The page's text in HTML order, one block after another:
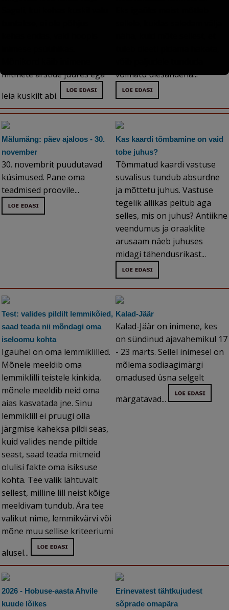
mitmete arstide juures ega
leia kuskilt abi.
võimatu ülesandena...
Mälumäng: päev ajaloos - 30.
november
30. novembrit puudutavad
küsimused. Pane oma
teadmised proovile...
Kas kaardi tõmbamine on vaid
tobe juhus?
Tõmmatud kaardi vastuse
suvalisus tundub absurdne
ja mõttetu juhus. Vastuse
tegelik allikas peitub aga
selles, mis on juhus? Antiikne
veendumus ja oraaklite
arusaam näeb juhuses
midagi tähendusrikast...
Test: valides pildilt lemmikõied,
saad teada nii mõndagi oma
iseloomu kohta
Igaühel on oma lemmiklilled.
Mõnele meeldib oma
lemmiklilli teistele kinkida,
mõnele meeldib neid oma
aias kasvatada jne. Sinu
lemmiklill ei pruugi olla
järgmise kaheksa pildi seas,
kuid valides nende piltide
seast, saad teada mitmeid
olulisi fakte oma isiksuse
kohta. Tee valik lähtuvalt
sellest, milline lill neist kõige
meeldivam tundub. Ära tee
valikut nime, lemmikvärvi või
mõne muu sellise kriteeriumi
alusel...
Kalad-Jäär
Kalad-Jäär on inimene, kes
on sündinud ajavahemikul 17
- 23 märts. Sellel inimesel on
mõlema sodiaagimärgi
omadused üsna selgelt
märgatavad...
2026 - Hobuse-aasta Ahvile
kuude lõikes
Erinevatest tähtkujudest
sõprade omapära